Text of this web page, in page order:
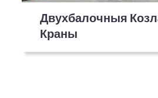
Двухбалочныя
Краны